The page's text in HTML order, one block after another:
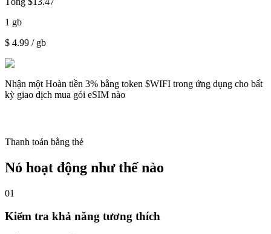
1 gb
$ 4.99 / gb
Nhận một Hoàn tiền 3% bằng token $WIFI trong ứng dụng cho bất
kỳ giao dịch mua gói eSIM nào
Thanh toán bằng thẻ
Nó hoạt động như thế nào
01
Kiểm tra khả năng tương thích